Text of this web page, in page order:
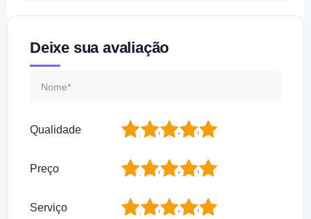
Deixe sua avaliação
Qualidade 5
4
3
2
Preço 5
4
3
2
Serviço 5
4
3
2